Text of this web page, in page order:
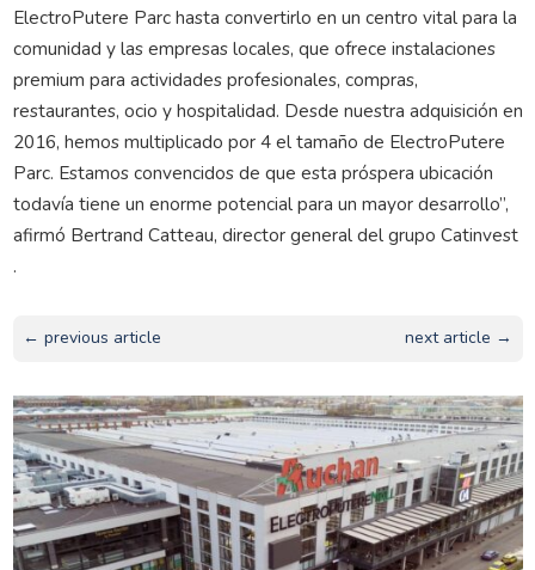
ElectroPutere Parc hasta convertirlo en un centro vital para la
comunidad y las empresas locales, que ofrece instalaciones
premium para actividades profesionales, compras,
restaurantes, ocio y hospitalidad. Desde nuestra adquisición en
2016, hemos multiplicado por 4 el tamaño de ElectroPutere
Parc. Estamos convencidos de que esta próspera ubicación
todavía tiene un enorme potencial para un mayor desarrollo”,
afirmó Bertrand Catteau, director general del grupo Catinvest
.
← previous article next article →